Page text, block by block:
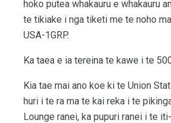
hoko putea whakauru e whakauru
te tikiake i nga tiketi me te noho
USA-1GRP.
Ka taea e ia tereina te kawe i te
Kia tae mai ano koe ki te Union
huri i te ra ma te kai reka i te
Lounge ranei, ka pupuri ranei i te